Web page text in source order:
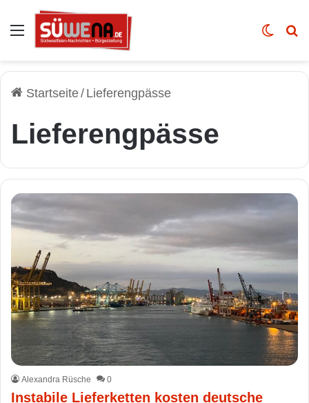
Auswahl Skin
Startseite/ Lieferengpässe
Lieferengpässe
Alexandra Rüsche 0
Instabile Lieferketten kosten deutsche